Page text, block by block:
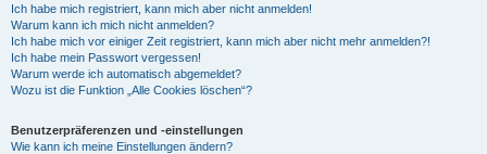
Ich habe mich registriert, kann mich aber nicht anmelden!
Warum kann ich mich nicht anmelden?
Ich habe mich vor einiger Zeit registriert, kann mich aber nicht mehr anmelden?!
Ich habe mein Passwort vergessen!
Warum werde ich automatisch abgemeldet?
Wozu ist die Funktion „Alle Cookies löschen“?
Benutzerpräferenzen und -einstellungen
Wie kann ich meine Einstellungen ändern?